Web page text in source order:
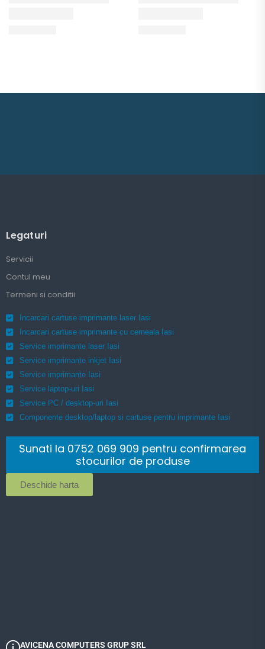
AVICENA COMPUTERS GRUP SRL
Legaturi
Servicii
Contul meu
Termeni si conditii
Incarcari cartuse imprimante laser Iasi
Incarcari cartuse imprimante cu cerneala Iasi
Service imprimante laser Iasi
Service imprimante inkjet Iasi
Service imprimante Iasi
Service laptop-uri Iasi
Service PC / desktop-uri Iasi
Componente desktop/laptop si cartuse pentru imprimante Iasi
Sunati la 0752 069 909 pentru confirmarea
stocurilor de produse
Deschide harta